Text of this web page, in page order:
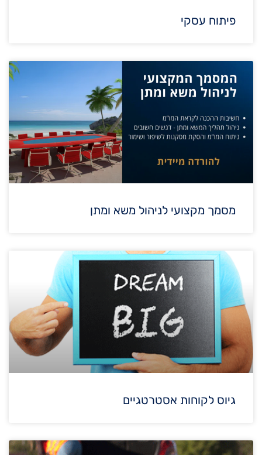
פיתוח עסקי
מסמך מקצועי לניהול משא ומתן
גיוס לקוחות אסטרטגיים